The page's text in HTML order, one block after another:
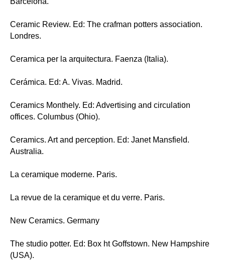
Ceramic Review. Ed: The crafman potters association.
Londres.
Ceramica per la arquitectura. Faenza (Italia).
Cerámica. Ed: A. Vivas. Madrid.
Ceramics Monthely. Ed: Advertising and circulation
offices. Columbus (Ohio).
Ceramics. Art and perception. Ed: Janet Mansfield.
Australia.
La ceramique moderne. Paris.
La revue de la ceramique et du verre. Paris.
New Ceramics. Germany
The studio potter. Ed: Box ht Goffstown. New Hampshire
(USA).